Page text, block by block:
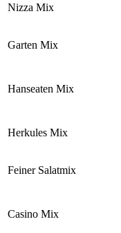
Nizza Mix
Garten Mix
Hanseaten Mix
Herkules Mix
Feiner Salatmix
Casino Mix